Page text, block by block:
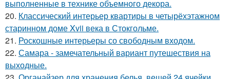
выполненные в технике объемного декора.
20. Классический интерьер квартиры в четырёхэтажном
старинном доме Xvii века в Стокгольме.
21. Роскошные интерьеры со свободным входом.
22. Самара - замечательный вариант путешествия на
выходные.